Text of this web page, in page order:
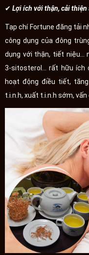
✔ Lợi ích với thận, cải
Tạp chí Fortune đăng tải
công dụng của đông
dụng với thận, tiết niệu...
3-sitosterol... rất hữu ích
hoạt động điều tiết,
t.i.n.h, xuất t.i.n.h sớm,